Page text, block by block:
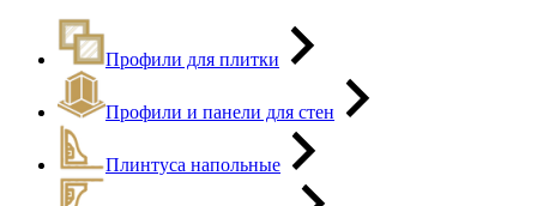
Профили для плитки
Профили и панели для стен
Плинтуса напольные